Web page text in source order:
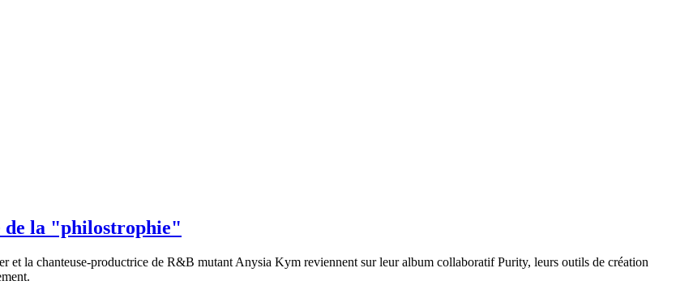
de la "philostrophie"
et la chanteuse-productrice de R&B mutant Anysia Kym reviennent sur leur album collaboratif Purity, leurs outils de création